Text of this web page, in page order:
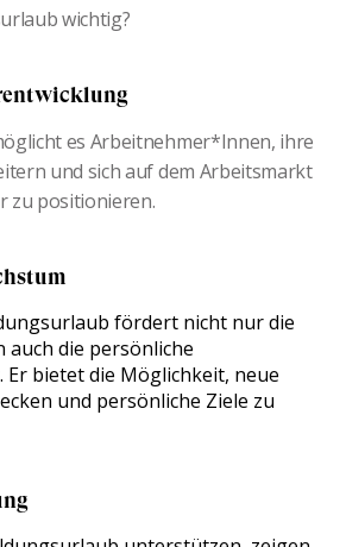
wichtig?
es Arbeitnehmer*Innen, ihre
und sich auf dem Arbeitsmarkt
zu positionieren.
fördert nicht nur die
auch die persönliche
bietet die Möglichkeit, neue
und persönliche Ziele zu